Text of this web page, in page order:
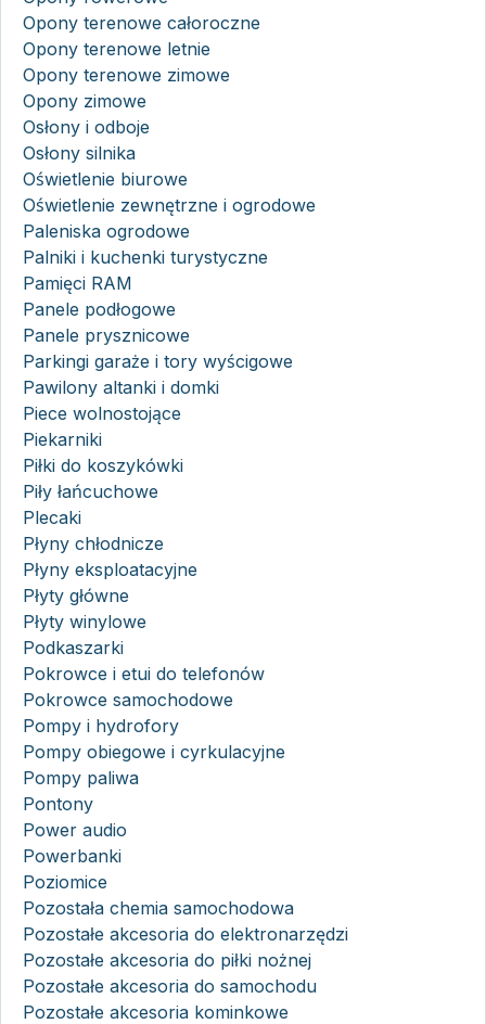
Opony terenowe całoroczne
Opony terenowe letnie
Opony terenowe zimowe
Opony zimowe
Osłony i odboje
Osłony silnika
Oświetlenie biurowe
Oświetlenie zewnętrzne i ogrodowe
Paleniska ogrodowe
Palniki i kuchenki turystyczne
Pamięci RAM
Panele podłogowe
Panele prysznicowe
Parkingi garaże i tory wyścigowe
Pawilony altanki i domki
Piece wolnostojące
Piekarniki
Piłki do koszykówki
Piły łańcuchowe
Plecaki
Płyny chłodnicze
Płyny eksploatacyjne
Płyty główne
Płyty winylowe
Podkaszarki
Pokrowce i etui do telefonów
Pokrowce samochodowe
Pompy i hydrofory
Pompy obiegowe i cyrkulacyjne
Pompy paliwa
Pontony
Power audio
Powerbanki
Poziomice
Pozostała chemia samochodowa
Pozostałe akcesoria do elektronarzędzi
Pozostałe akcesoria do piłki nożnej
Pozostałe akcesoria do samochodu
Pozostałe akcesoria kominkowe